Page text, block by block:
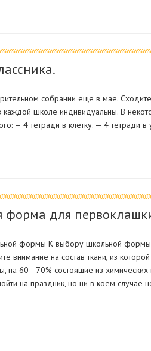
собрании еще в мае.
школе индивидуальны. В
— 4 тетради в клетку. — 4 тетради
форма для
формы К выбору школьной
внимание на состав ткани, из
на 60—70% состоящие из
на праздник, но ни в коем случае